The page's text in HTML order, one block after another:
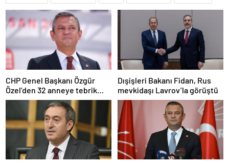
CHP Genel Başkanı Özgür
Özel’den 32 anneye tebrik
telefonu
Dışişleri Bakanı Fidan, Rus
mevkidaşı Lavrov’la görüştü